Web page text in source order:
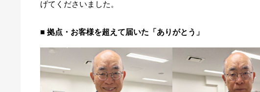
げてくださいました。
■ 拠点・お客様を超えて届いた「ありがとう」